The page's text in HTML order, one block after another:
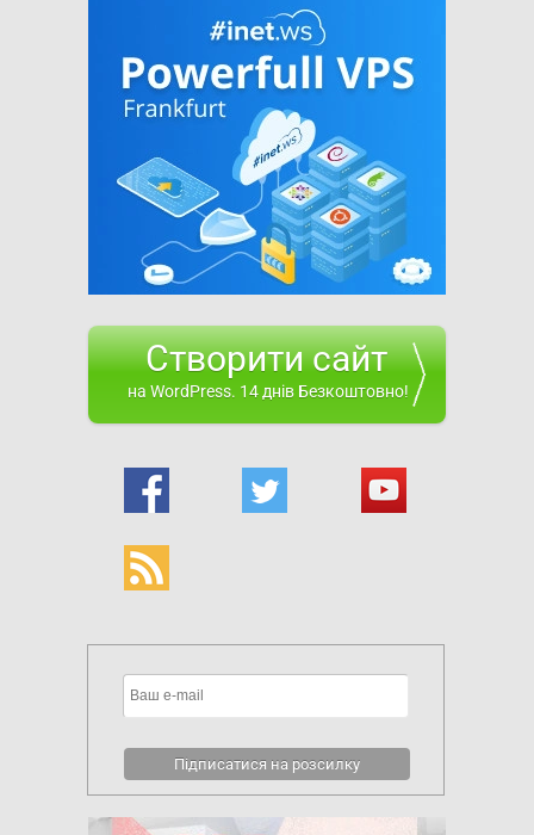
Створити сайт
на WordPress. 14 днів Безкоштовно!